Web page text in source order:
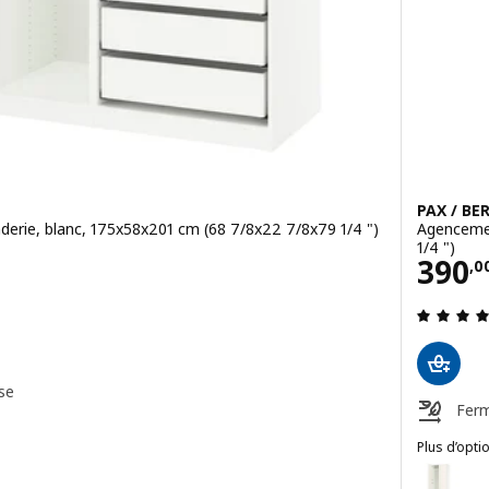
blanc, 175x58x201 cm (68 7/8x22 7/8x79 1/4 ")
armoire-penderie, blanc, 175x58x236 cm (68 7/8x22 7/8x93 1/8 ")
PAX /
1/4 ")
390,
Prix
Plus
PAX /
Option :